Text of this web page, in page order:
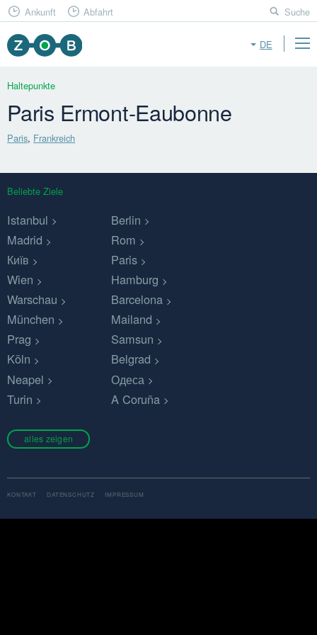
DE
Ankunft Abfahrt Suche
Haltepunkte
Paris Ermont-Eaubonne
Paris, Frankreich
Beliebte Ziele
Istanbul
Berlin
Madrid
Rom
Київ
Paris
Wien
Hamburg
Warschau
Barcelona
München
Mailand
Prag
Samsun
Köln
Belgrad
Neapel
Одеса
Turin
A Coruña
alles zeigen
KONTAKT DATENSCHUTZ IMPRESSUM